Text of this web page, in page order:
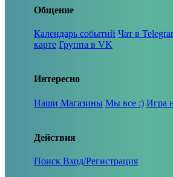
Общение
Календарь событий Чат в
карте Группа в VK
Интересно
Наши Магазины Мы все :) Игра
Действия
Поиск Вход/Регистрация